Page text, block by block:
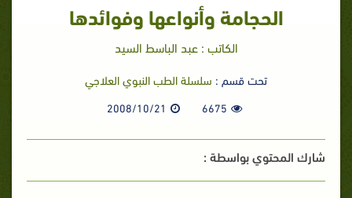
الحجامة وأنواعها وفوائدها
الكاتب : عبد الباسط السيد
تحت قسم : سلسلة الطب النبوي العلاجي
6675
2008/10/21
شارك المحتوي بواسطة :